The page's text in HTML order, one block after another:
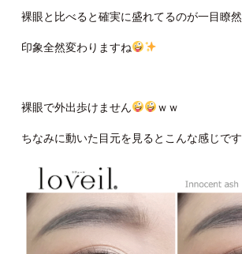
裸眼と比べると確実に盛れてるのが一目瞭然
印象全然変わりますね
裸眼で外出歩けません ｗｗ
ちなみに動いた目元を見るとこんな感じです